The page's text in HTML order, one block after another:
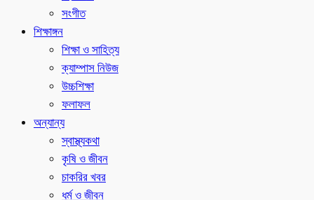
সংগীত
শিক্ষাঙ্গন
শিক্ষা ও সাহিত্য
ক্যাম্পাস নিউজ
উচ্চশিক্ষা
ফলাফল
অন্যান্য
স্বাস্থ্যকথা
কৃষি ও জীবন
চাকরির খবর
ধর্ম ও জীবন